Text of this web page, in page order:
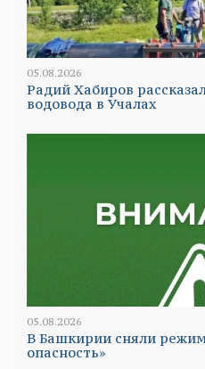
05.08.2026
Радий Хабиров
водовода в Учалах
05.08.2026
В Башкирии сняли
опасность»